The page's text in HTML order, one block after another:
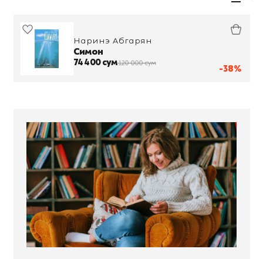
-38%
Наринэ Абгарян
Симон
74 400 сум120 000 сум